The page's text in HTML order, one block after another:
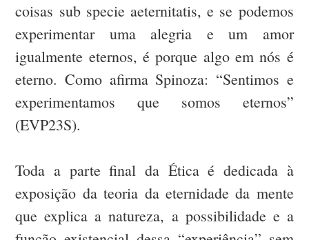
coisas sub specie aeternitatis, e se podemos
experimentar uma alegria e um amor
igualmente eternos, é porque algo em nós é
eterno. Como afirma Spinoza: “Sentimos e
experimentamos que somos eternos”
(EVP23S).
Toda a parte final da Ética é dedicada à
exposição da teoria da eternidade da mente
que explica a natureza, a possibilidade e a